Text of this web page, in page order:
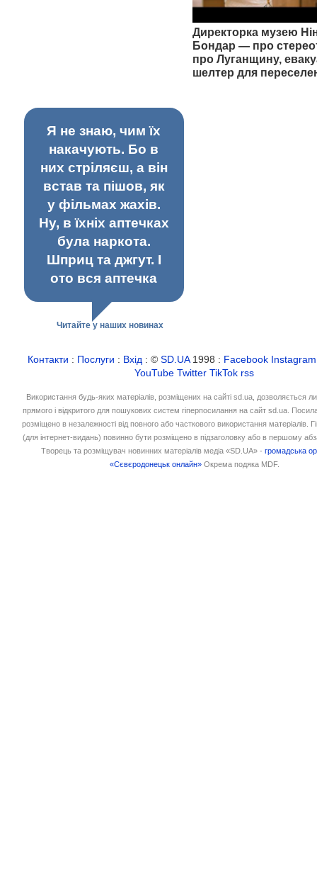
Директорка музею
Бондар — про
про Луганщину,
шелтер для
Я не знаю, чим їх
накачують. Бо в
них стріляєш, а він
встав та пішов, як
у фільмах жахів.
Ну, в їхніх аптечках
була наркота.
Шприц та джгут. І
ото вся аптечка
Читайте у наших новинах
Контакти : Послуги : Вхід : ©SD.UA1998 : Facebook Instagram
YouTube Twitter TikTok rss
Використання будь-яких матеріалів, розміщених на сайті sd.ua, дозволяється
прямого і відкритого для пошукових систем гіперпосилання на сайт sd.ua.
розміщено в незалежності від повного або часткового використання матеріалів.
(для інтернет-видань) повинно бути розміщено в підзаголовку або в першому
Творець та розміщувач новинних матеріалів медіа «SD.UA» -громадська
«Сєвєродонецьк онлайн» Окрема подяка MDF.